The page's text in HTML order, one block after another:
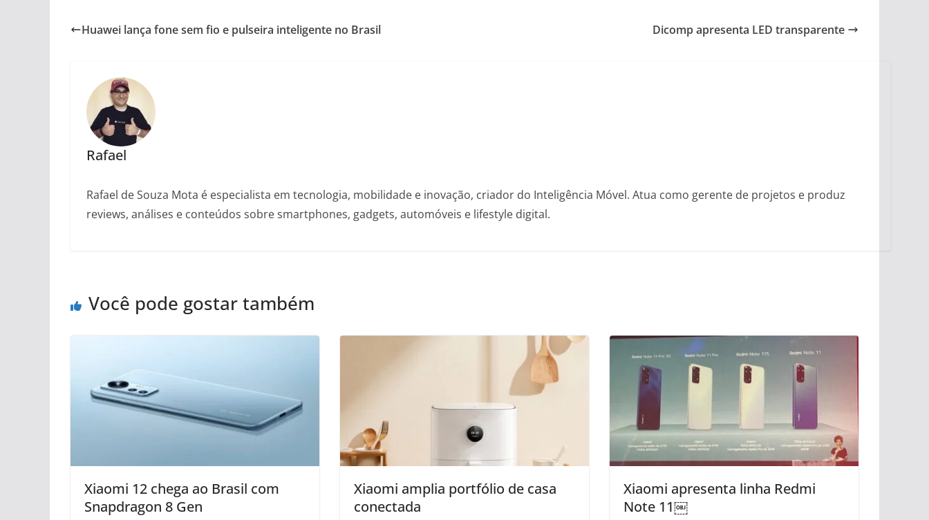
Huawei lança fone sem fio e pulseira inteligente no Brasil Dicomp apresenta LED transparente
Rafael
Rafael de Souza Mota é especialista em tecnologia, mobilidade e inovação, criador do Inteligência Móvel. Atua como gerente de projetos e produz
reviews, análises e conteúdos sobre smartphones, gadgets, automóveis e lifestyle digital.
Você pode gostar também
Xiaomi 12 chega ao Brasil com
Snapdragon 8 Gen
Xiaomi amplia portfólio de casa
conectada
Xiaomi apresenta linha Redmi
Note 11￼